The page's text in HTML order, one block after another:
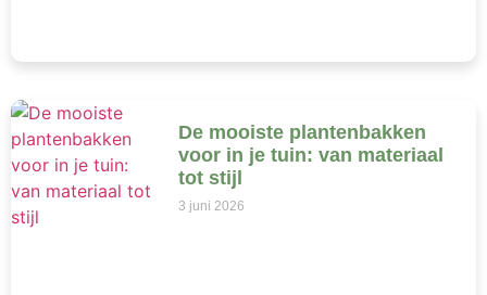
De mooiste plantenbakken
voor in je tuin: van materiaal
tot stijl
3 juni 2026